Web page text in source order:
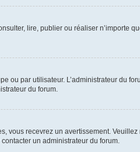
lire, publier ou réaliser
ou par utilisateur. L’administrateur du
du forum.
recevrez un avertissement.
un administrateur du forum.